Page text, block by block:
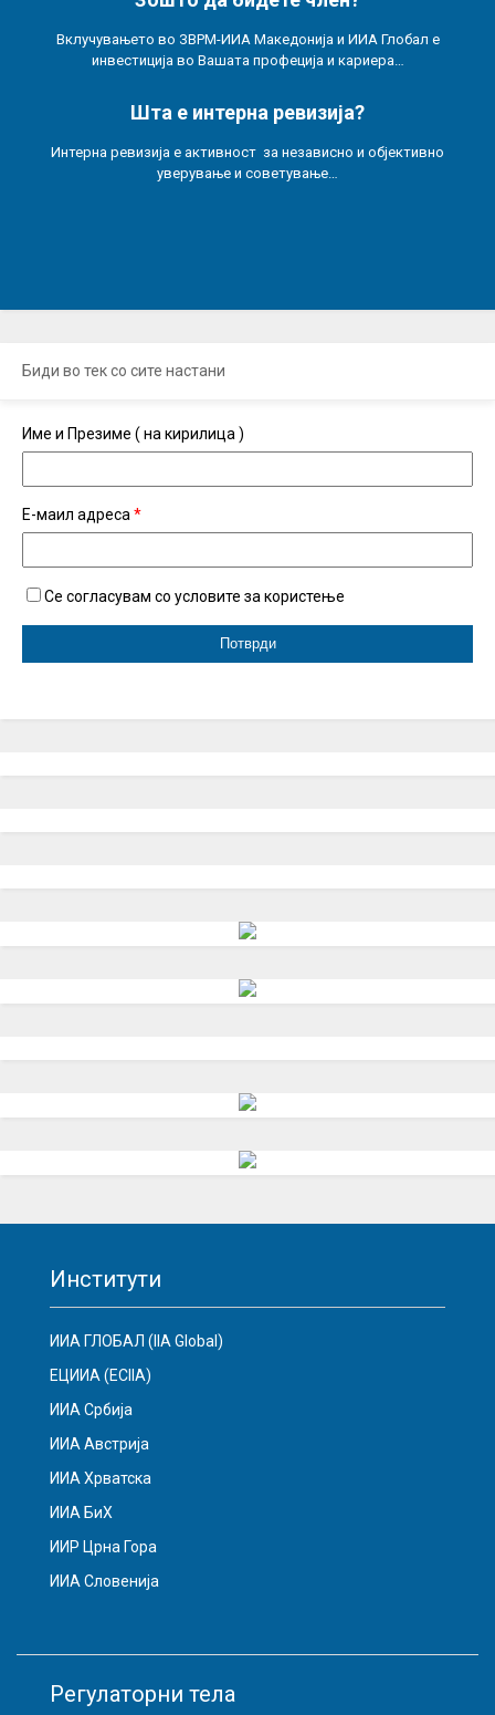
Вклучувањето во ЗВРМ-ИИА Македонија и ИИА Глобал е
инвестиција во Вашата профеција и кариера…
Шта е интерна ревизија?
Интерна ревизија е активност за независно и објективно
уверување и советување…
Биди во тек со сите настани
Име и Презиме ( на кирилица )
Е-маил адреса *
Се согласувам со условите за користење
Институти
ИИА ГЛОБАЛ (IIA Global)
ЕЦИИА (ECIIA)
ИИА Србија
ИИА Австрија
ИИА Хрватска
ИИА БиХ
ИИР Црна Гора
ИИА Словенија
Регулаторни тела